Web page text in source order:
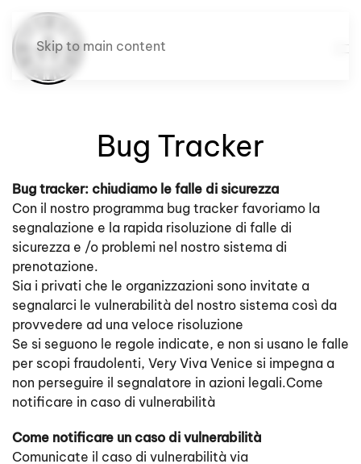
Skip to main content
Bug Tracker
Bug tracker: chiudiamo le falle di sicurezza
Con il nostro programma bug tracker favoriamo la
segnalazione e la rapida risoluzione di falle di
sicurezza e /o problemi nel nostro sistema di
prenotazione.
Sia i privati che le organizzazioni sono invitate a
segnalarci le vulnerabilità del nostro sistema così da
provvedere ad una veloce risoluzione
Se si seguono le regole indicate, e non si usano le falle
per scopi fraudolenti, Very Viva Venice si impegna a
non perseguire il segnalatore in azioni legali.Come
notificare in caso di vulnerabilità
Come notificare un caso di vulnerabilità
Comunicate il caso di vulnerabilità via